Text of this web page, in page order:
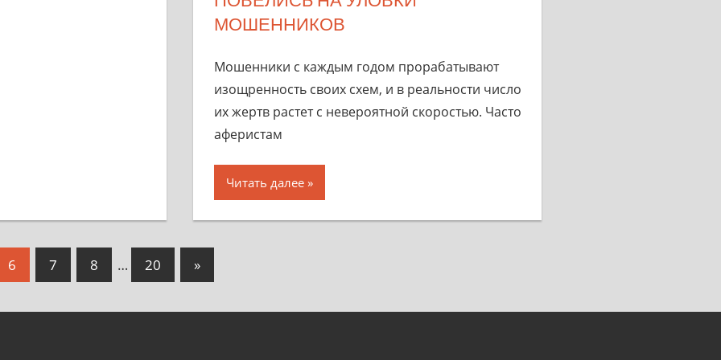
МОШЕННИКОВ
Мошенники с каждым годом прорабатывают
изощренность своих схем, и в реальности число
их жертв растет с невероятной скоростью. Часто
аферистам
Читать далее
6 7 8 … 20
Следующие
записи
»